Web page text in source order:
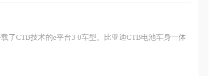
了CTB技术的e平台3 0车型。比亚迪CTB电池车身一体